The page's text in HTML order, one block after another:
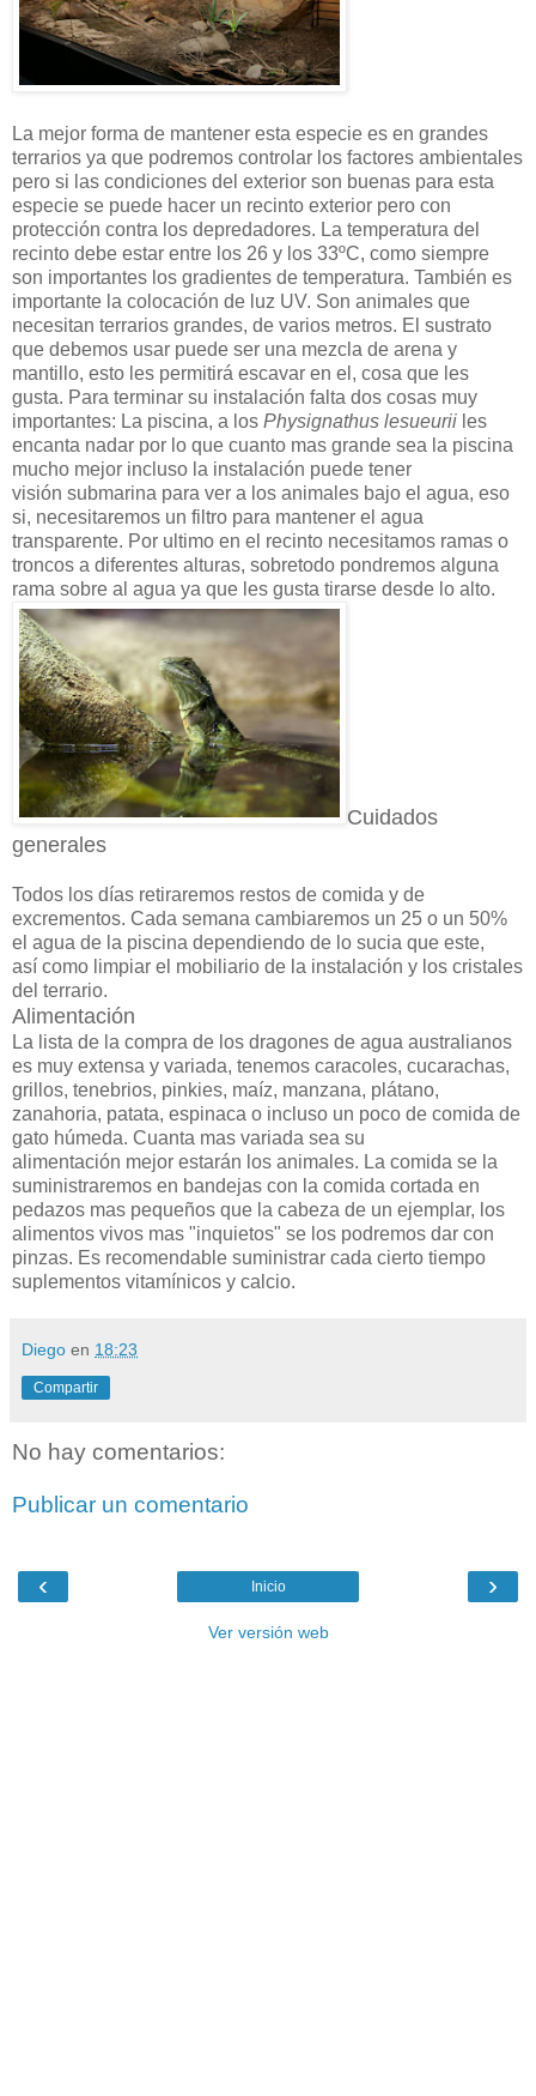
La mejor forma de mantener esta especie es en grandes
terrarios ya que podremos controlar los factores ambientales
pero si las condiciones del exterior son buenas para esta
especie se puede hacer un recinto exterior pero con
protección contra los depredadores. La temperatura del
recinto debe estar entre los 26 y los 33ºC, como siempre
son importantes los gradientes de temperatura. También es
importante la colocación de luz UV. Son animales que
necesitan terrarios grandes, de varios metros. El sustrato
que debemos usar puede ser una mezcla de arena y
mantillo, esto les permitirá escavar en el, cosa que les
gusta. Para terminar su instalación falta dos cosas muy
importantes: La piscina, a los Physignathus lesueurii les
encanta nadar por lo que cuanto mas grande sea la piscina
mucho mejor incluso la instalación puede tener
visión submarina para ver a los animales bajo el agua, eso
si, necesitaremos un filtro para mantener el agua
transparente. Por ultimo en el recinto necesitamos ramas o
troncos a diferentes alturas, sobretodo pondremos alguna
rama sobre al agua ya que les gusta tirarse desde lo alto.
Cuidados
generales
Todos los días retiraremos restos de comida y de
excrementos. Cada semana cambiaremos un 25 o un 50%
el agua de la piscina dependiendo de lo sucia que este,
así como limpiar el mobiliario de la instalación y los cristales
del terrario.
Alimentación
La lista de la compra de los dragones de agua australianos
es muy extensa y variada, tenemos caracoles, cucarachas,
grillos, tenebrios, pinkies, maíz, manzana, plátano,
zanahoria, patata, espinaca o incluso un poco de comida de
gato húmeda. Cuanta mas variada sea su
alimentación mejor estarán los animales. La comida se la
suministraremos en bandejas con la comida cortada en
pedazos mas pequeños que la cabeza de un ejemplar, los
alimentos vivos mas "inquietos" se los podremos dar con
pinzas. Es recomendable suministrar cada cierto tiempo
suplementos vitamínicos y calcio.
Diego en 18:23
Compartir
No hay comentarios:
Publicar un comentario
‹ ›
Inicio
Ver versión web